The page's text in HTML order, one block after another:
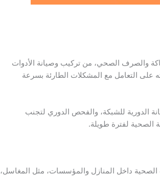
والصرف الصحي، من تركيب وصيانة الأدوات
على التعامل مع المشكلات الطارئة بسرعة
الدورية للشبكة، والفحص الدوري لتجنب
الصحية لفترة طويلة.
الصحية داخل المنازل والمؤسسات، مثل المغاسل،